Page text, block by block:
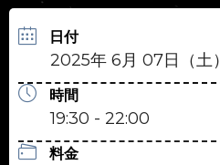
日付
2025年 6月 07日（土）
時間
19:30 - 22:00
料金